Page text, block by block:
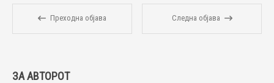
Преходна објава Следна објава
ЗА АВТОРОТ